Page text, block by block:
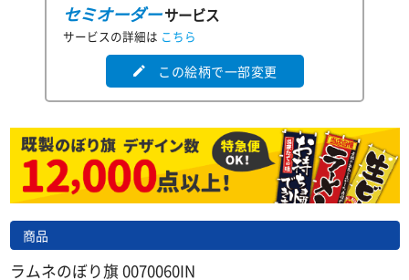
セミオーダーサービス
サービスの詳細は こちら
edit この絵柄で一部変更
商品
ラムネのぼり旗 0070060IN